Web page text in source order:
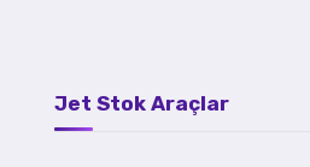
Jet Stok Araçlar